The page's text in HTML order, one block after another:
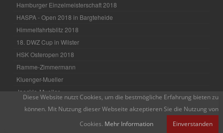
Hamburger Einzelmeisterschaft 2018
HASPA - Open 2018 in Bargteheide
Himmelfahrtsblitz 2018
18. DWZ Cup in Wilster
HSK Osteropen 2018
Ramme-Zimmermann
Kluenger-Mueller
Jaeckle-Mueller
Diese Website nutzt Cookies, um die bestmögliche Erfahrung bieten zu
können. Mit Nutzung dieser Webseite akzeptieren Sie die Nutzung von
Cookies. Mehr Information Einverstanden